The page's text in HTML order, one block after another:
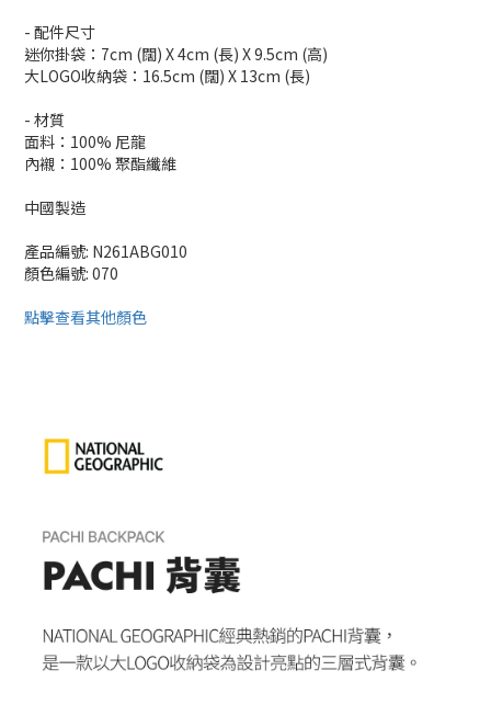
- 配件尺寸
迷你掛袋：7cm (闊) X 4cm (長) X 9.5cm (高)
大LOGO收納袋：16.5cm (闊) X 13cm (長)
- 材質
面料：100% 尼龍
內襯：100% 聚酯纖維
中國製造
產品編號: N261ABG010
顏色編號: 070
點擊查看其他顏色